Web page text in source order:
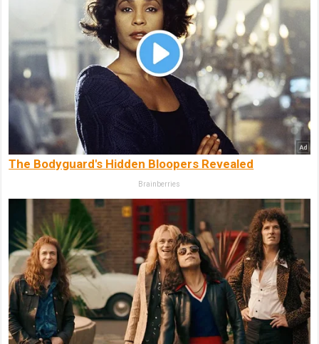
The Bodyguard's Hidden Bloopers Revealed
Brainberries